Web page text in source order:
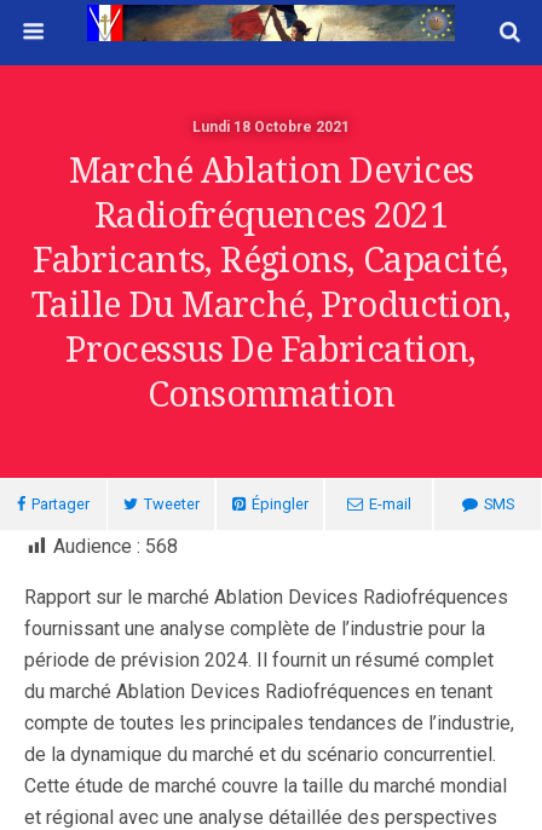
Lundi 18 Octobre 2021
Marché Ablation Devices
Radiofréquences 2021
Fabricants, Régions, Capacité,
Taille Du Marché, Production,
Processus De Fabrication,
Consommation
Partager Tweeter Épingler E-mail SMS
Audience : 568
Rapport sur le marché Ablation Devices Radiofréquences
fournissant une analyse complète de l’industrie pour la
période de prévision 2024. Il fournit un résumé complet
du marché Ablation Devices Radiofréquences en tenant
compte de toutes les principales tendances de l’industrie,
de la dynamique du marché et du scénario concurrentiel.
Cette étude de marché couvre la taille du marché mondial
et régional avec une analyse détaillée des perspectives